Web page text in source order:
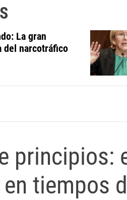
La gran
del narcotráfico
principios:
tiempos